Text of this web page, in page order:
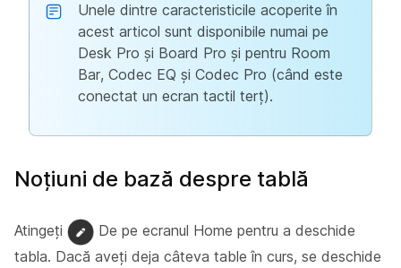
Unele dintre caracteristicile acoperite în
acest articol sunt disponibile numai pe
Desk Pro și Board Pro și pentru Room
Bar, Codec EQ și Codec Pro (când este
conectat un ecran tactil terț).
Noțiuni de bază despre tablă
Atingeți
De pe ecranul Home pentru a deschide
tabla. Dacă aveți deja câteva table în curs, se deschide